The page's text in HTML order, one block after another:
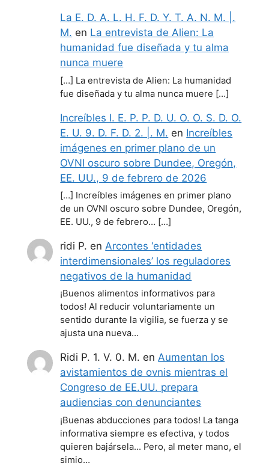
La E. D. A. L. H. F. D. Y. T. A. N. M. |.
M. en La entrevista de Alien: La
humanidad fue diseñada y tu alma
nunca muere
[…] La entrevista de Alien: La humanidad
fue diseñada y tu alma nunca muere […]
Increíbles I. E. P. P. D. U. O. O. S. D. O.
E. U. 9. D. F. D. 2. |. M. en Increíbles
imágenes en primer plano de un
OVNI oscuro sobre Dundee, Oregón,
EE. UU., 9 de febrero de 2026
[…] Increíbles imágenes en primer plano
de un OVNI oscuro sobre Dundee, Oregón,
EE. UU., 9 de febrero… […]
ridi P. enArcontes ‘entidades
interdimensionales’ los reguladores
negativos de la humanidad
¡Buenos alimentos informativos para
todos! Al reducir voluntariamente un
sentido durante la vigilia, se fuerza y se
ajusta una nueva…
Ridi P. 1. V. 0. M. enAumentan los
avistamientos de ovnis mientras el
Congreso de EE.UU. prepara
audiencias con denunciantes
¡Buenas abducciones para todos! La tanga
informativa siempre es efectiva, y todos
quieren bajársela... Pero, al meter mano, el
simio…